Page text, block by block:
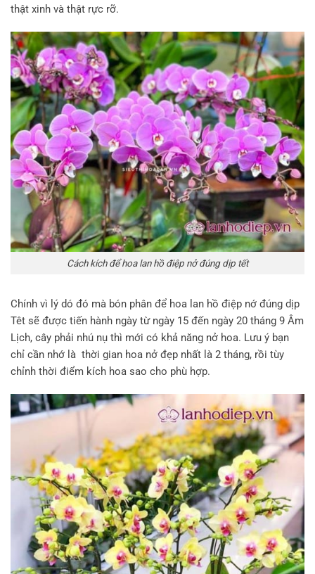
thật xinh và thật rực rỡ.
Cách kích để hoa lan hồ điệp nở đúng dịp tết
Chính vì lý dó đó mà bón phân để hoa lan hồ điệp nớ đúng dịp
Têt sẽ được tiến hành ngày từ ngày 15 đến ngày 20 tháng 9 Âm
Lịch, cây phải nhú nụ thì mới có khả năng nở hoa. Lưu ý bạn
chỉ cần nhớ là thời gian hoa nở đẹp nhất là 2 tháng, rồi tùy
chỉnh thời điểm kích hoa sao cho phù hợp.